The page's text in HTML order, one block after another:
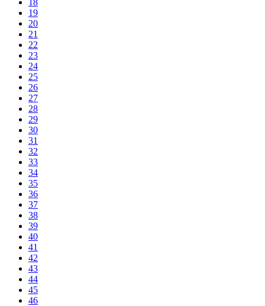
18
19
20
21
22
23
24
25
26
27
28
29
30
31
32
33
34
35
36
37
38
39
40
41
42
43
44
45
46